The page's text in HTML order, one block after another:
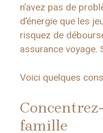
n’avez pas de
d’énergie que les
risquez de
assurance voyage.
Voici quelques
famille